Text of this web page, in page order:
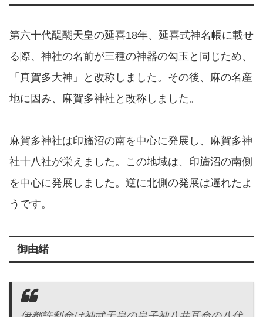
第六十代醍醐天皇の延喜18年、延喜式神名帳に載せ
る際、神社の名前が三種の神器の勾玉と同じため、
「真賀多大神」と改称しました。その後、麻の名産
地に因み、麻賀多神社と改称しました。
麻賀多神社は印旛沼の南を中心に発展し、麻賀多神
社十八社が栄えました。この地域は、印旛沼の南側
を中心に発展しました。逆に北側の発展は遅れたよ
うです。
御由緒